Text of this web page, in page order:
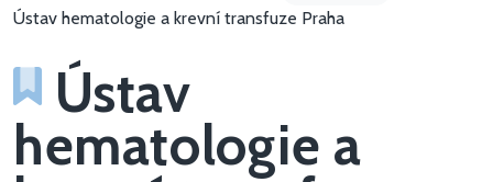
Ústav hematologie a krevní transfuze Praha
Ústav
hematologie a